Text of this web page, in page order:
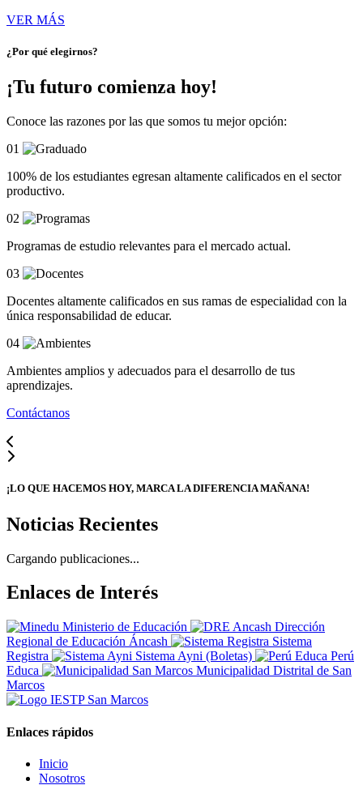
VER MÁS
¿Por qué elegirnos?
¡Tu futuro comienza hoy!
Conoce las razones por las que somos tu mejor opción:
01
100% de los estudiantes egresan altamente calificados en el sector
productivo.
02
Programas de estudio relevantes para el mercado actual.
03
Docentes altamente calificados en sus ramas de especialidad con la
única responsabilidad de educar.
04
Ambientes amplios y adecuados para el desarrollo de tus
aprendizajes.
Contáctanos
¡LO QUE HACEMOS HOY, MARCA LA DIFERENCIA MAÑANA!
Noticias Recientes
Cargando publicaciones...
Enlaces de Interés
Ministerio de Educación
Dirección
Regional de Educación Áncash
Sistema
Registra
Sistema Ayni (Boletas)
Perú
Educa
Municipalidad Distrital de San
Marcos
Enlaces rápidos
Inicio
Nosotros